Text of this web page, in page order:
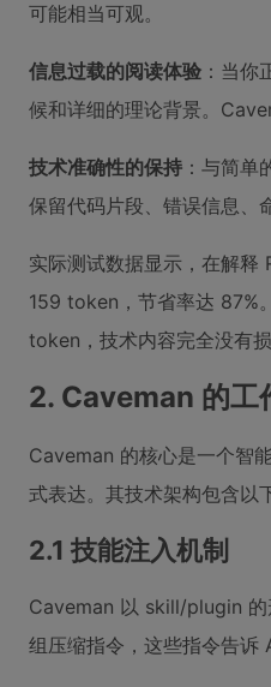
可能相当可观。
信息过载的阅读体验 ：当
候和详细的理论背景。
技术准确性的保持 ：与简
保留代码片段、错误信息
实际测试数据显示，在解
159 token，节省率达 87%
token，技术内容完全没有损
2. Caveman 的工
Caveman 的核心是一个智
式表达。其技术架构包含以
2.1 技能注入机制
Caveman 以 skill/plugin 的
组压缩指令，这些指令告诉